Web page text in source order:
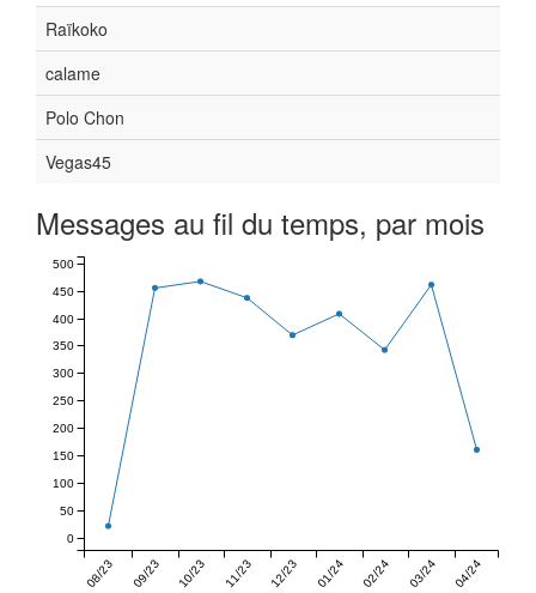
Raïkoko
calame
Polo Chon
Vegas45
Messages au fil du temps, par mois
08/23 09/23 10/23 11/23 12/23 01/24 02/24 03/24 04/24
0
50
100
150
200
250
300
350
400
450
500